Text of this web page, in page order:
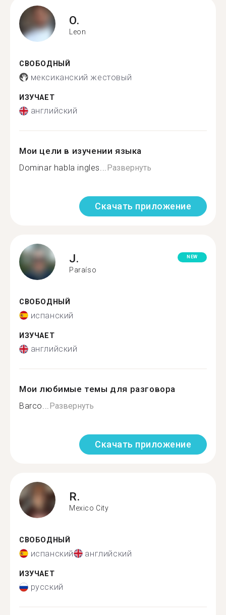
O.
Leon
СВОБОДНЫЙ
мексиканский жестовый
ИЗУЧАЕТ
английский
Мои цели в изучении языка
Dominar habla ingles...Развернуть
Скачать приложение
J.
Paraíso
NEW
СВОБОДНЫЙ
испанский
ИЗУЧАЕТ
английский
Мои любимые темы для разговора
Barco...Развернуть
Скачать приложение
R.
Mexico City
СВОБОДНЫЙ
испанский английский
ИЗУЧАЕТ
русский